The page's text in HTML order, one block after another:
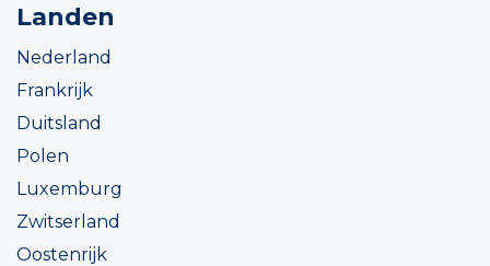
Landen
Nederland
Frankrijk
Duitsland
Polen
Luxemburg
Zwitserland
Oostenrijk